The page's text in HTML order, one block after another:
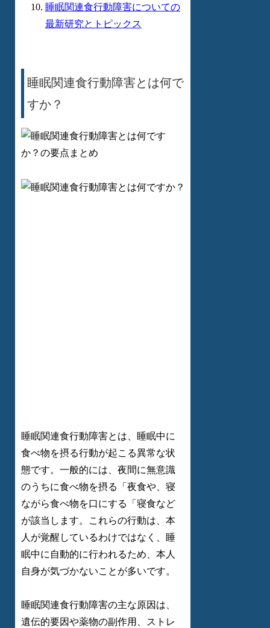
睡眠関連食行動障害についての
最新研究とトピックス
睡眠関連食行動障害とは何で
すか？
睡眠関連食行動障害とは、睡眠中に
食べ物を摂る行動が起こる異常な状
態です。一般的には、夜間に無意識
のうちに食べ物を摂る「夜食や、寝
ながら食べ物を口にする「寝食など
が該当します。これらの行動は、本
人が覚醒しているわけではなく、睡
眠中に自動的に行われるため、本人
自身が気づかないことが多いです。
睡眠関連食行動障害の主な原因は、
遺伝的要因や薬物の副作用、ストレ